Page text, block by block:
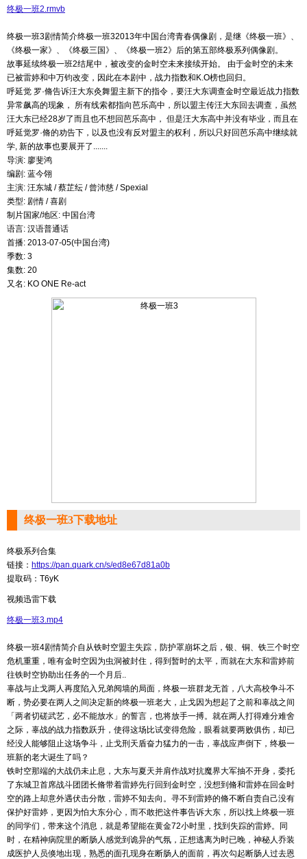
终极一班2.rmvb
终极一班3剧情简介终极一班32013年中国台湾青春偶像剧，是继《终极一班》、
《终极一家》、《终极三国》、《终极一班2》后的第五部终极系列偶像剧。
故事延续终极一班2结尾中，被改变的金时空未来接续开始。 由于金时空的未来
已被雷婷和中万钧改变，因此在本剧中，战力指数和K.O榜也回归。
呼延觉 罗·脩告诉汪大东灸舞盟主新下的指令，要汪大东调查金时空最近战力指数
异常飙高的现象， 所有线索都指向芭乐高中，所以盟主传汪大东回去调查，虽然
汪大东已经28岁了而且也不想回芭乐高中， 但是汪大东高中并没有毕业，而且在
呼延觉罗·脩的劝告下，以及也没有反对盟主的权利，所以只好回芭乐高中继续就
学, 新的故事也要展开了.......
导演: 廖斐鸿
编剧: 蓝今翎
主演: 汪东城 / 蔡芷纭 / 曾沛慈 / Spexial
类型: 剧情 / 喜剧
制片国家/地区: 中国台湾
语言: 汉语普通话
首播: 2013-07-05(中国台湾)
季数: 3
集数: 20
又名: KO ONE Re-act
终极一班3下载地址
终极系列合集
链接： https://pan.quark.cn/s/ed8e67d81a0b
提取码：T6yK
视频迅雷下载
终极一班3.mp4
终极一班4剧情简介自从铁时空盟主失踪，防护罩崩坏之后，银、铜、铁三个时空
危机重重，唯有金时空因为虫洞被封住，得到暂时的太平，而就在大东和雷婷前
往铁时空协助出任务的一个月后..
辜战与止戈两人再度陷入兄弟阋墙的局面，终极一班群龙无首，八大高校争斗不
断，势必要在两人之间决定新的终极一班老大，止戈因为想起了之前和辜战之间
「两者切磋武艺，必不能放水」的誓言，也将放手一搏。就在两人打得难分难舍
之际，辜战的战力指数跃升，使得这场比试变得危险，眼看就要两败俱伤，却已
经没人能够阻止这场争斗，止戈刑天盾奋力猛力的一击，辜战应声倒下，终极一
班新的老大诞生了吗？
铁时空那端的大战仍未止息，大东与夏天并肩作战对抗魔界大军抽不开身，委托
了东城卫首席战斗团团长脩带着雷婷先行回到金时空，没想到脩和雷婷在回金时
空的路上却意外遇伏击分散，雷婷不知去向。寻不到雷婷的脩不断自责自己没有
保护好雷婷，更因为怕大东分心，而不敢把这件事告诉大东，所以找上终极一班
的同学们，带来这个消息，就是希望能在黄金72小时里，找到失踪的雷婷。同
时，在精神病院里的断肠人感觉到诡异的气氛，正想逃离为时已晚，神秘人乔装
成医护人员倏地出现，熟悉的面孔现身在断肠人的面前，再次勾起断肠人过去恩